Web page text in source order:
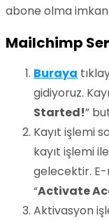
abone olma
Mailchimp
Buraya
gidiyoruz.
Started!”
Kayıt işlemi
kayıt işlemi
gelecektir.
“Activate
Aktivasyon